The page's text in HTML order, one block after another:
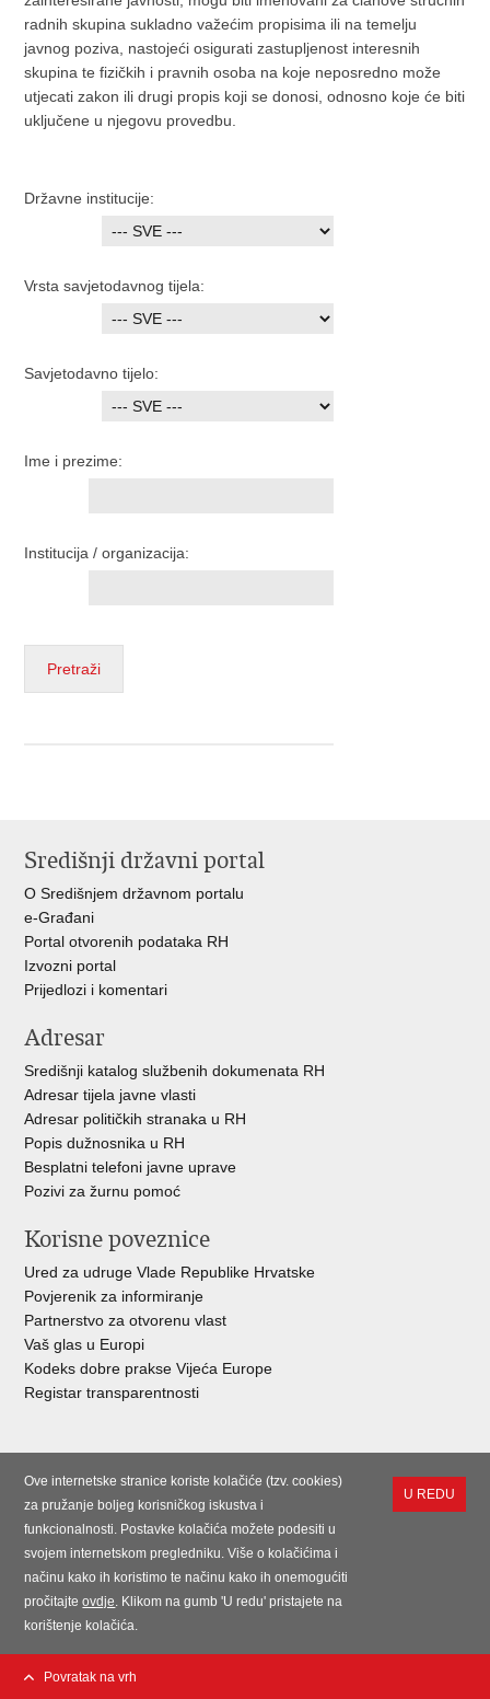
radnih skupina sukladno važećim propisima ili na temelju
javnog poziva, nastojeći osigurati zastupljenost interesnih
skupina te fizičkih i pravnih osoba na koje neposredno može
utjecati zakon ili drugi propis koji se donosi, odnosno koje će biti
uključene u njegovu provedbu.
Državne institucije:
Vrsta savjetodavnog tijela:
Savjetodavno tijelo:
Ime i prezime:
Institucija / organizacija:
Središnji državni portal
O Središnjem državnom portalu
e-Građani
Portal otvorenih podataka RH
Izvozni portal
Prijedlozi i komentari
Adresar
Središnji katalog službenih dokumenata RH
Adresar tijela javne vlasti
Adresar političkih stranaka u RH
Popis dužnosnika u RH
Besplatni telefoni javne uprave
Pozivi za žurnu pomoć
Korisne poveznice
Ured za udruge Vlade Republike Hrvatske
Povjerenik za informiranje
Partnerstvo za otvorenu vlast
Vaš glas u Europi
Kodeks dobre prakse Vijeća Europe
Registar transparentnosti
Ove internetske stranice koriste kolačiće (tzv. cookies)
za pružanje boljeg korisničkog iskustva i
funkcionalnosti. Postavke kolačića možete podesiti u
svojem internetskom pregledniku. Više o kolačićima i
načinu kako ih koristimo te načinu kako ih onemogućiti
pročitajteovdje. Klikom na gumb 'U redu' pristajete na
korištenje kolačića.
U REDU
Povratak na vrh